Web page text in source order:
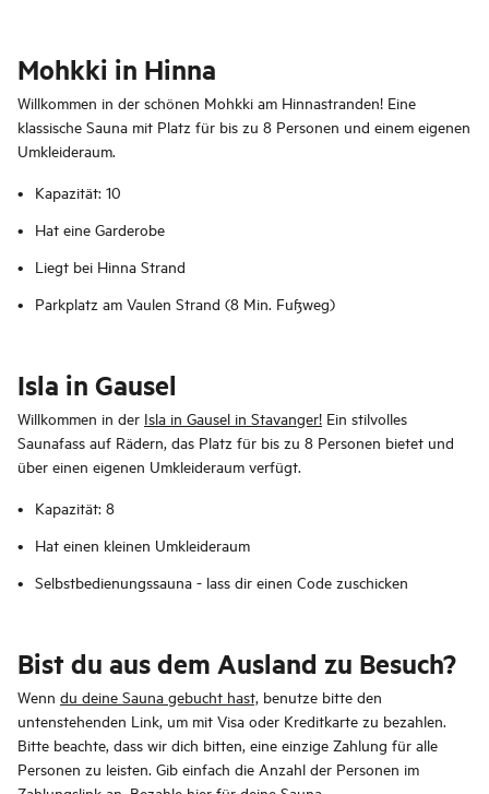
Mohkki in Hinna
Willkommen in der schönen Mohkki am Hinnastranden! Eine
klassische Sauna mit Platz für bis zu 8 Personen und einem eigenen
Umkleideraum.
Kapazität: 10
Hat eine Garderobe
Liegt bei Hinna Strand
Parkplatz am Vaulen Strand (8 Min. Fußweg)
Isla in Gausel
Willkommen in der Isla in Gausel in Stavanger! Ein stilvolles
Saunafass auf Rädern, das Platz für bis zu 8 Personen bietet und
über einen eigenen Umkleideraum verfügt.
Kapazität: 8
Hat einen kleinen Umkleideraum
Selbstbedienungssauna - lass dir einen Code zuschicken
Bist du aus dem Ausland zu Besuch?
Wenn du deine Sauna gebucht hast, benutze bitte den
untenstehenden Link, um mit Visa oder Kreditkarte zu bezahlen.
Bitte beachte, dass wir dich bitten, eine einzige Zahlung für alle
Personen zu leisten. Gib einfach die Anzahl der Personen im